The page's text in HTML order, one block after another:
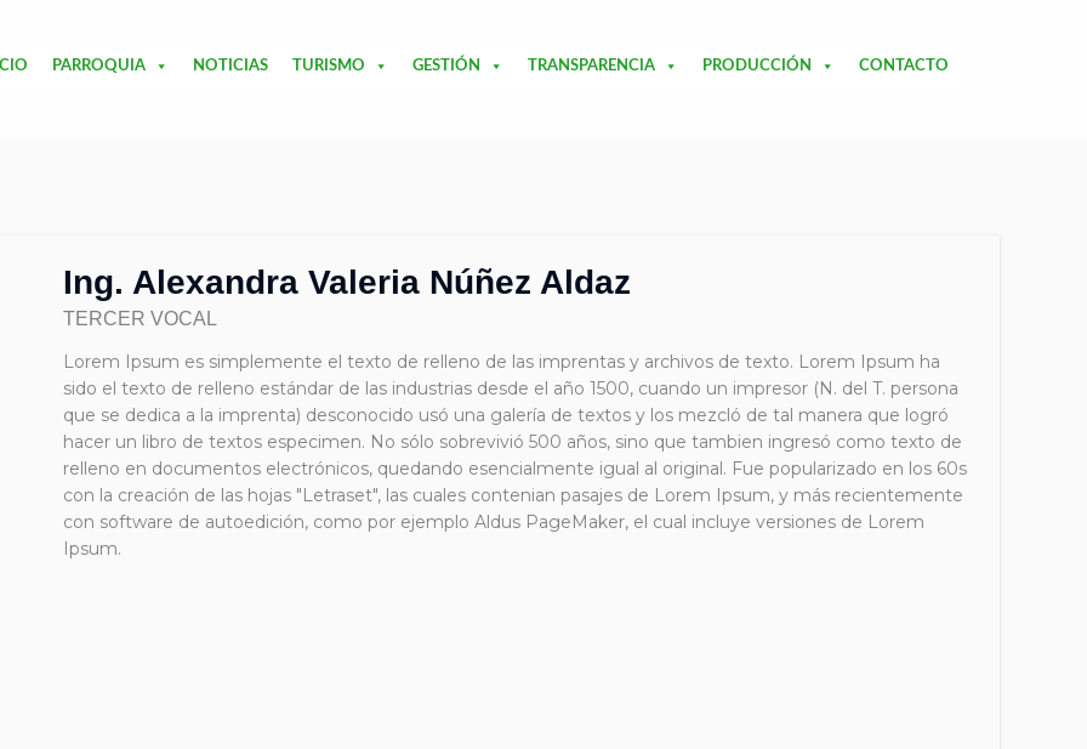
PARROQUIA NOTICIAS TURISMO GESTIÓN TRANSPARENCIA PRODUCCIÓN CONTACTO
Ing. Alexandra Valeria Núñez Aldaz
TERCER VOCAL
Lorem Ipsum es simplemente el texto de relleno de las imprentas y archivos de texto. Lorem Ipsum ha
sido el texto de relleno estándar de las industrias desde el año 1500, cuando un impresor (N. del T. persona
que se dedica a la imprenta) desconocido usó una galería de textos y los mezcló de tal manera que logró
hacer un libro de textos especimen. No sólo sobrevivió 500 años, sino que tambien ingresó como texto de
relleno en documentos electrónicos, quedando esencialmente igual al original. Fue popularizado en los 60s
con la creación de las hojas "Letraset", las cuales contenian pasajes de Lorem Ipsum, y más recientemente
con software de autoedición, como por ejemplo Aldus PageMaker, el cual incluye versiones de Lorem
Ipsum.